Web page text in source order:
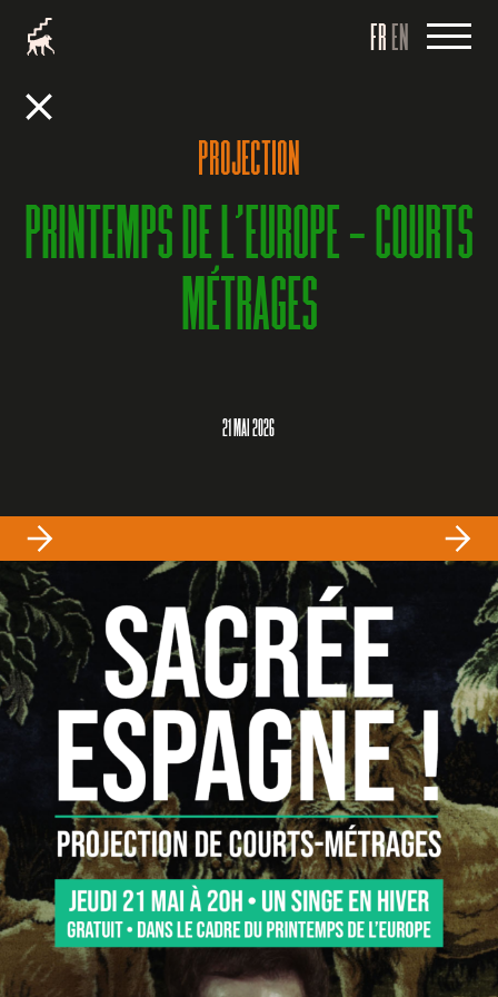
FR EN
PROJECTION
PRINTEMPS DE L’EUROPE – COURTS
MÉTRAGES
21 MAI 2026